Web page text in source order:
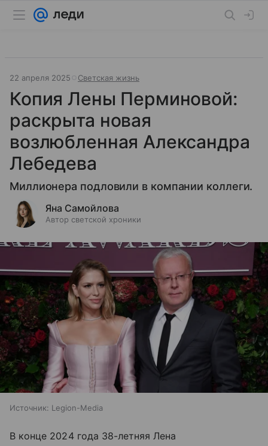
22 апреля 2025 Светская жизнь
Копия Лены Перминовой:
раскрыта новая
возлюбленная Александра
Лебедева
Миллионера подловили в компании коллеги.
Яна Самойлова
Автор светской хроники
Источник: Legion-Media
В конце 2024 года 38-летняя Лена